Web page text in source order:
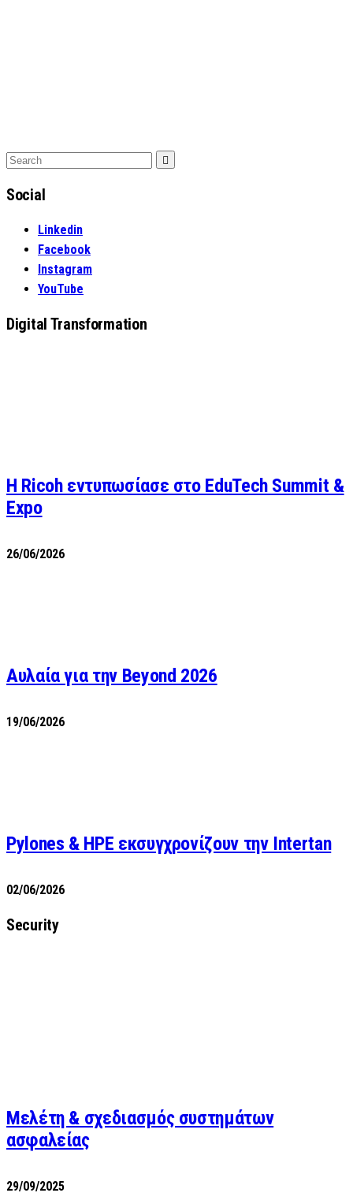
Search
Social
Linkedin
Facebook
Instagram
YouTube
Digital Transformation
Η Ricoh εντυπωσίασε στο EduTech Summit &
Expo
26/06/2026
Αυλαία για την Beyond 2026
19/06/2026
Pylones & HPE εκσυγχρονίζουν την Intertan
02/06/2026
Security
Μελέτη & σχεδιασμός συστημάτων
ασφαλείας
29/09/2025